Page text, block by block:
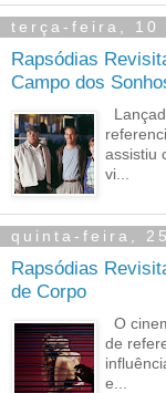
terça-feira, 10
Rapsódias
Campo dos
assistiu
vi...
quinta-feira,
Rapsódias
de Corpo
O
de
e...